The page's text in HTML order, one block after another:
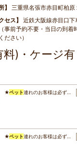
三重県名張市赤目町柏原
セス
近鉄大阪線赤目口
事前予約不要・当日の到着
ださい）
料)・ケージ
★ペット連れのお客様は必ず…
★ペット連れのお客様は必ず…